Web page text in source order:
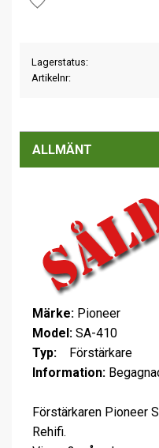
Lägg till i favoriter
Lagerstatus
Artikelnr
ALLMÄNT
Märke: Pioneer
Model: SA-410
Typ: Förstärkare
Information:
Förstärkaren Pioneer
Rehifi.